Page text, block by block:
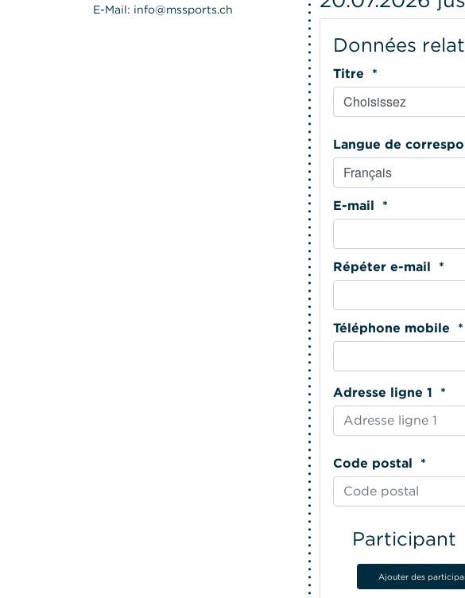
Données
Titre *
E-mail *
Répéter e-mail *
Téléphone mobile *
Adresse ligne 1 *
Code postal *
Participant
Ajouter des
E-Mail: info@mssports.ch